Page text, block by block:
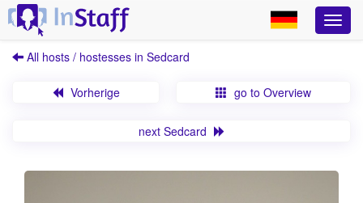
All hosts / hostesses in Sedcard
Vorherige go to Overview
next Sedcard